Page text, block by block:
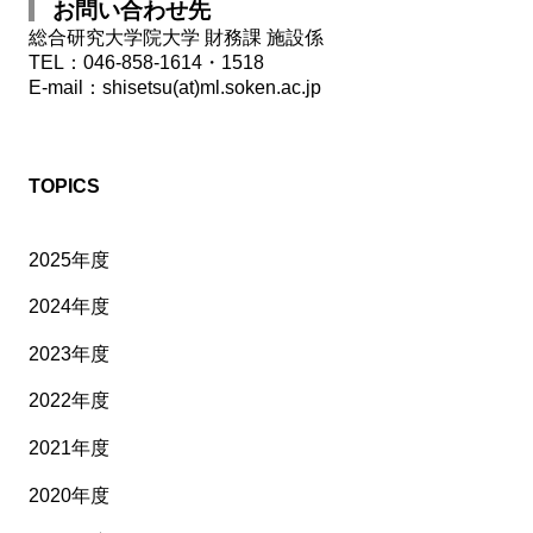
お問い合わせ先
総合研究大学院大学 財務課 施設係
TEL：046-858-1614・1518
E-mail：shisetsu(at)ml.soken.ac.jp
TOPICS
2025年度
2024年度
2023年度
2022年度
2021年度
2020年度